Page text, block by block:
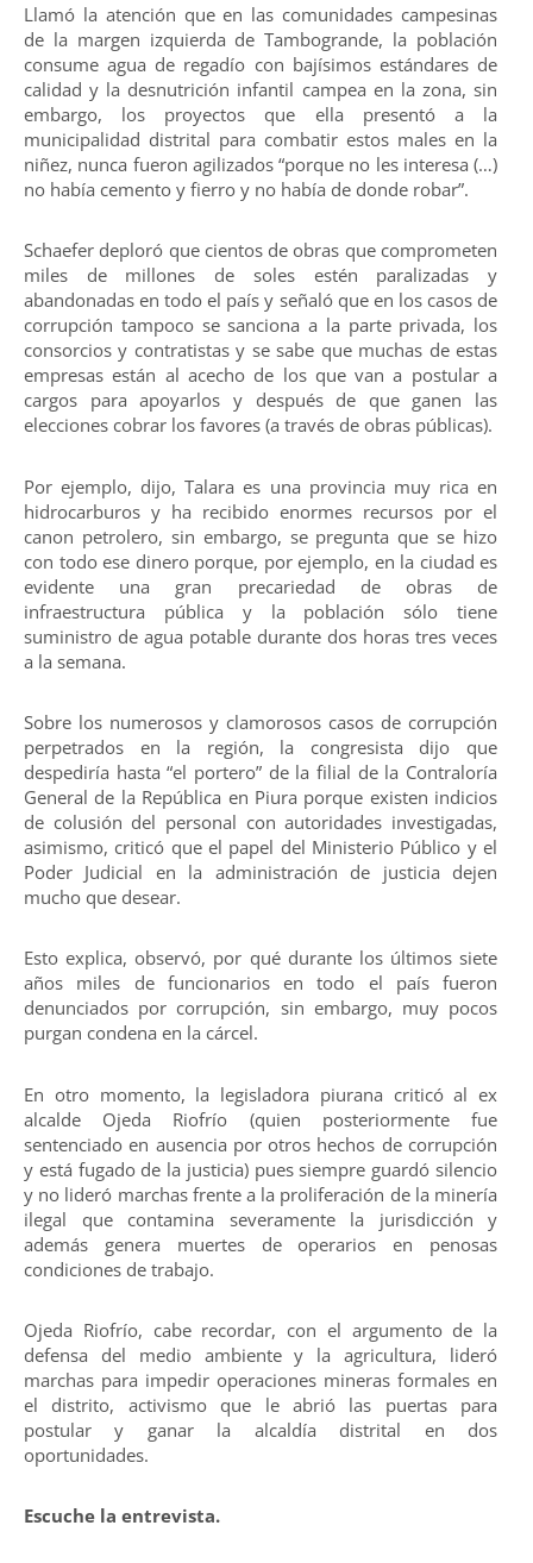
Llamó la atención que en las comunidades campesinas
de la margen izquierda de Tambogrande, la población
consume agua de regadío con bajísimos estándares de
calidad y la desnutrición infantil campea en la zona, sin
embargo, los proyectos que ella presentó a la
municipalidad distrital para combatir estos males en la
niñez, nunca fueron agilizados “porque no les interesa (…)
no había cemento y fierro y no había de donde robar”.
Schaefer deploró que cientos de obras que comprometen
miles de millones de soles estén paralizadas y
abandonadas en todo el país y señaló que en los casos de
corrupción tampoco se sanciona a la parte privada, los
consorcios y contratistas y se sabe que muchas de estas
empresas están al acecho de los que van a postular a
cargos para apoyarlos y después de que ganen las
elecciones cobrar los favores (a través de obras públicas).
Por ejemplo, dijo, Talara es una provincia muy rica en
hidrocarburos y ha recibido enormes recursos por el
canon petrolero, sin embargo, se pregunta que se hizo
con todo ese dinero porque, por ejemplo, en la ciudad es
evidente una gran precariedad de obras de
infraestructura pública y la población sólo tiene
suministro de agua potable durante dos horas tres veces
a la semana.
Sobre los numerosos y clamorosos casos de corrupción
perpetrados en la región, la congresista dijo que
despediría hasta “el portero” de la filial de la Contraloría
General de la República en Piura porque existen indicios
de colusión del personal con autoridades investigadas,
asimismo, criticó que el papel del Ministerio Público y el
Poder Judicial en la administración de justicia dejen
mucho que desear.
Esto explica, observó, por qué durante los últimos siete
años miles de funcionarios en todo el país fueron
denunciados por corrupción, sin embargo, muy pocos
purgan condena en la cárcel.
En otro momento, la legisladora piurana criticó al ex
alcalde Ojeda Riofrío (quien posteriormente fue
sentenciado en ausencia por otros hechos de corrupción
y está fugado de la justicia) pues siempre guardó silencio
y no lideró marchas frente a la proliferación de la minería
ilegal que contamina severamente la jurisdicción y
además genera muertes de operarios en penosas
condiciones de trabajo.
Ojeda Riofrío, cabe recordar, con el argumento de la
defensa del medio ambiente y la agricultura, lideró
marchas para impedir operaciones mineras formales en
el distrito, activismo que le abrió las puertas para
postular y ganar la alcaldía distrital en dos
oportunidades.
Escuche la entrevista.